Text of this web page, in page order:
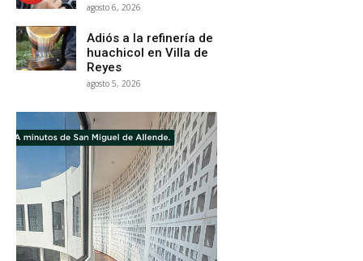
agosto 6, 2026
Adiós a la refinería de
huachicol en Villa de
Reyes
agosto 5, 2026